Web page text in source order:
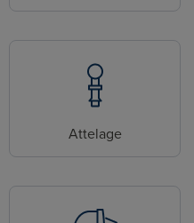
Attelage